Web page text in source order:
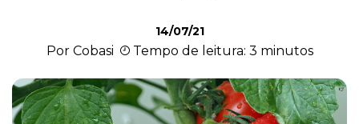
Cachorro
Gato
14/07/21
Por Cobasi Tempo de leitura: 3 minutos